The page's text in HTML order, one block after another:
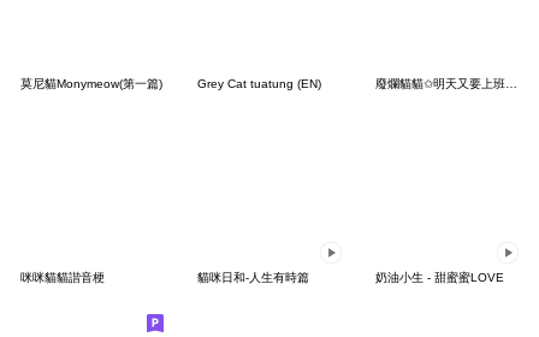
莫尼貓Monymeow(第一篇) Grey Cat tuatung (EN) 廢爛貓貓✩明天又要上班 我只想躺整天
咪咪貓貓諧音梗 貓咪日和-人生有時篇 奶油小生 - 甜蜜蜜LOVE